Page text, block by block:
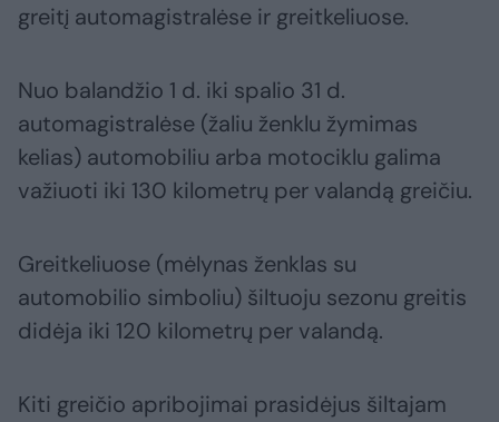
greitį automagistralėse ir greitkeliuose.
Nuo balandžio 1 d. iki spalio 31 d.
automagistralėse (žaliu ženklu žymimas
kelias) automobiliu arba motociklu galima
važiuoti iki 130 kilometrų per valandą greičiu.
Greitkeliuose (mėlynas ženklas su
automobilio simboliu) šiltuoju sezonu greitis
didėja iki 120 kilometrų per valandą.
Kiti greičio apribojimai prasidėjus šiltajam